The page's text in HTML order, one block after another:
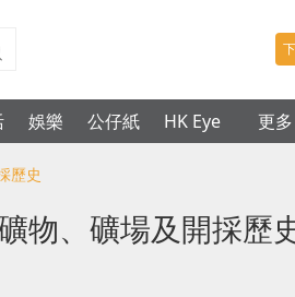
娛樂 公仔紙 HK Eye 更多
歷史
物、礦場及開採歷